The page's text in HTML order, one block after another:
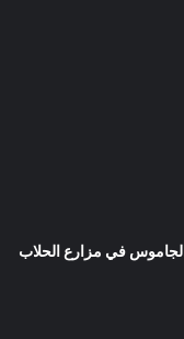
في مزارع الحلاب